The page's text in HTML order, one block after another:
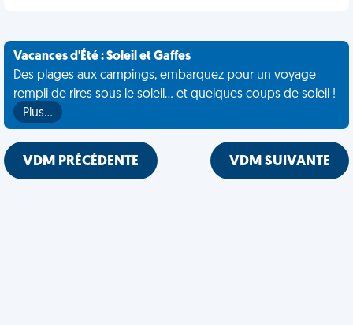
Vacances d'Été : Soleil et Gaffes
Des plages aux campings, embarquez pour un voyage
rempli de rires sous le soleil... et quelques coups de soleil !
Plus…
VDM PRÉCÉDENTE VDM SUIVANTE